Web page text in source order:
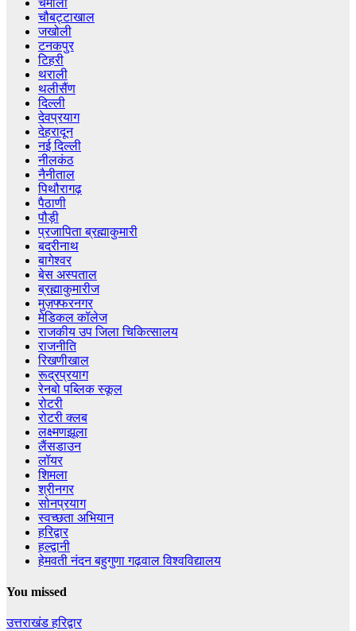
चौबट्टाखाल
जखोली
टनकपुर
टिहरी
थराली
थलीसैंण
दिल्ली
देवप्रयाग
देहरादून
नई दिल्ली
नीलकंठ
नैनीताल
पिथौरागढ़
पैठाणी
पौड़ी
प्रजापिता ब्रह्माकुमारी
बदरीनाथ
बागेश्वर
बेस अस्पताल
ब्रह्माकुमारीज
मुज़फ्फरनगर
मेडिकल कॉलेज
राजकीय उप जिला चिकित्सालय
राजनीति
रिखणीखाल
रूद्रप्रयाग
रेनबो पब्लिक स्कूल
रोटरी
रोटरी क्लब
लक्ष्मणझूला
लैंसडाउन
लॉयर
शिमला
श्रीनगर
सोनप्रयाग
स्वच्छता अभियान
हरिद्वार
हल्द्वानी
हेमवती नंदन बहुगुणा गढ़वाल विश्वविद्यालय
You missed
उत्तराखंडहरिद्वार